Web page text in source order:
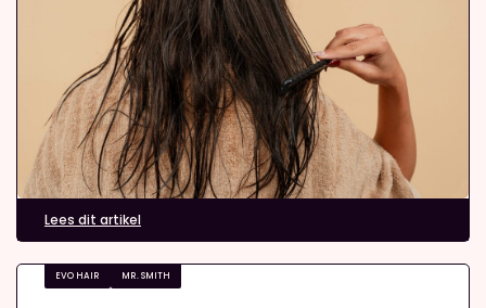
Lees dit artikel
EVO HAIR MR. SMITH